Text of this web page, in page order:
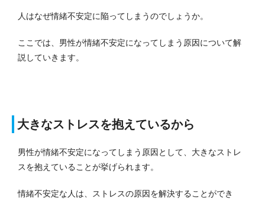
人はなぜ情緒不安定に陥ってしまうのでしょうか。
ここでは、男性が情緒不安定になってしまう原因について解
説していきます。
大きなストレスを抱えているから
男性が情緒不安定になってしまう原因として、 大きなストレ
スを抱えている ことが挙げられます。
情緒不安定な人は、ストレスの原因を解決することができ